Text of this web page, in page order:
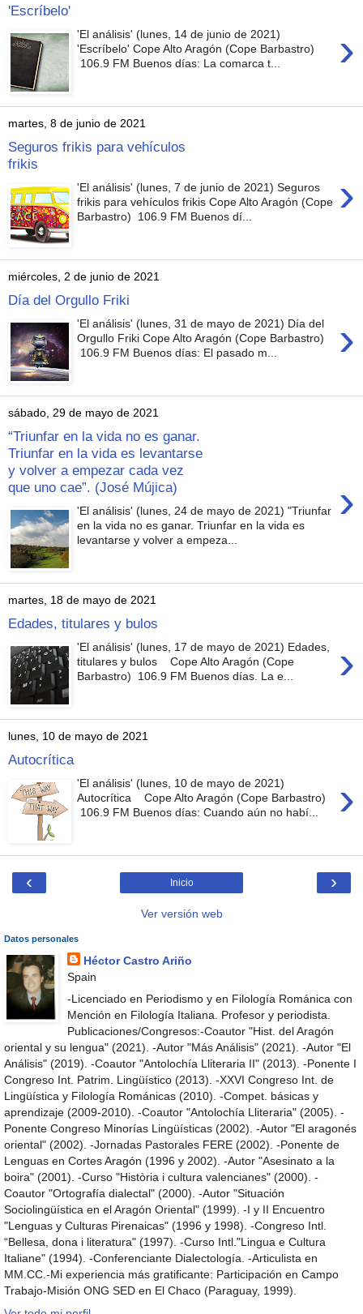
'Escríbelo'
›
'El análisis' (lunes, 14 de junio de 2021)
'Escríbelo' Cope Alto Aragón (Cope Barbastro)
106.9 FM Buenos días: La comarca t...
martes, 8 de junio de 2021
Seguros frikis para vehículos
frikis
›
'El análisis' (lunes, 7 de junio de 2021) Seguros
frikis para vehículos frikis Cope Alto Aragón (Cope
Barbastro) 106.9 FM Buenos dí...
miércoles, 2 de junio de 2021
Día del Orgullo Friki
›
'El análisis' (lunes, 31 de mayo de 2021) Día del
Orgullo Friki Cope Alto Aragón (Cope Barbastro)
106.9 FM Buenos días: El pasado m...
sábado, 29 de mayo de 2021
“Triunfar en la vida no es ganar.
Triunfar en la vida es levantarse
y volver a empezar cada vez
que uno cae”. (José Mújica)
›
'El análisis' (lunes, 24 de mayo de 2021) "Triunfar
en la vida no es ganar. Triunfar en la vida es
levantarse y volver a empeza...
martes, 18 de mayo de 2021
Edades, titulares y bulos
›
'El análisis' (lunes, 17 de mayo de 2021) Edades,
titulares y bulos Cope Alto Aragón (Cope
Barbastro) 106.9 FM Buenos días. La e...
lunes, 10 de mayo de 2021
Autocrítica
›
'El análisis' (lunes, 10 de mayo de 2021)
Autocrítica Cope Alto Aragón (Cope Barbastro)
106.9 FM Buenos días: Cuando aún no habí...
‹ ›
Inicio
Ver versión web
Datos personales
Héctor Castro Ariño
Spain
-Licenciado en Periodismo y en Filología Románica con
Mención en Filología Italiana. Profesor y periodista.
Publicaciones/Congresos:-Coautor "Hist. del Aragón
oriental y su lengua" (2021). -Autor "Más Análisis" (2021). -Autor "El
Análisis" (2019). -Coautor "Antolochía Lliteraria II" (2013). -Ponente I
Congreso Int. Patrim. Lingüístico (2013). -XXVI Congreso Int. de
Lingüística y Filología Románicas (2010). -Compet. básicas y
aprendizaje (2009-2010). -Coautor "Antolochía Lliteraria" (2005). -
Ponente Congreso Minorías Lingüísticas (2002). -Autor "El aragonés
oriental" (2002). -Jornadas Pastorales FERE (2002). -Ponente de
Lenguas en Cortes Aragón (1996 y 2002). -Autor "Asesinato a la
boira" (2001). -Curso "Història i cultura valencianes" (2000). -
Coautor "Ortografía dialectal" (2000). -Autor "Situación
Sociolingüística en el Aragón Oriental" (1999). -I y II Encuentro
"Lenguas y Culturas Pirenaicas" (1996 y 1998). -Congreso Intl.
“Bellesa, dona i literatura" (1997). -Curso Intl."Lingua e Cultura
Italiane" (1994). -Conferenciante Dialectología. -Articulista en
MM.CC.-Mi experiencia más gratificante: Participación en Campo
Trabajo-Misión ONG SED en El Chaco (Paraguay, 1999).